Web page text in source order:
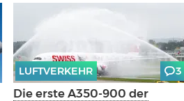
LUFTVERKEHR 3
Die erste A350-900 der